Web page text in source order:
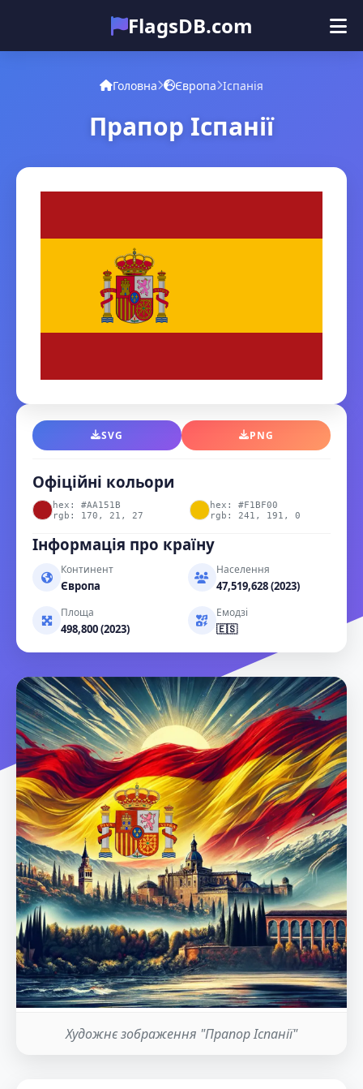
FlagsDB.com
Головна
Вікторина
Головна Європа Іспанія
Прапор Іспанії
SVG PNG
Офіційні кольори
hex: #AA151B
rgb: 170, 21, 27
hex: #F1BF00
rgb: 241, 191, 0
Інформація про країну
Континент
Європа
Населення
47,519,628 (2023)
Площа
498,800 (2023)
Емодзі
🇪🇸
Художнє зображення "Прапор Іспанії"